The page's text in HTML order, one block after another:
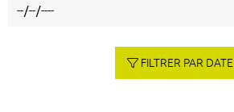
FILTRER PAR DATE